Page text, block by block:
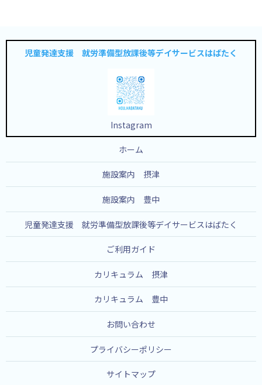
児童発達支援 就労準備型放課後等デイサービスはばたく
Instagram
ホーム
施設案内 摂津
施設案内 豊中
児童発達支援 就労準備型放課後等デイサービスはばたく
ご利用ガイド
カリキュラム 摂津
カリキュラム 豊中
お問い合わせ
プライバシーポリシー
サイトマップ